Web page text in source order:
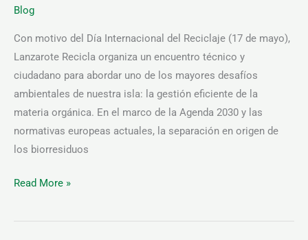
Blog
Con motivo del Día Internacional del Reciclaje (17 de mayo),
Lanzarote Recicla organiza un encuentro técnico y
ciudadano para abordar uno de los mayores desafíos
ambientales de nuestra isla: la gestión eficiente de la
materia orgánica. En el marco de la Agenda 2030 y las
normativas europeas actuales, la separación en origen de
los biorresiduos
Read More »